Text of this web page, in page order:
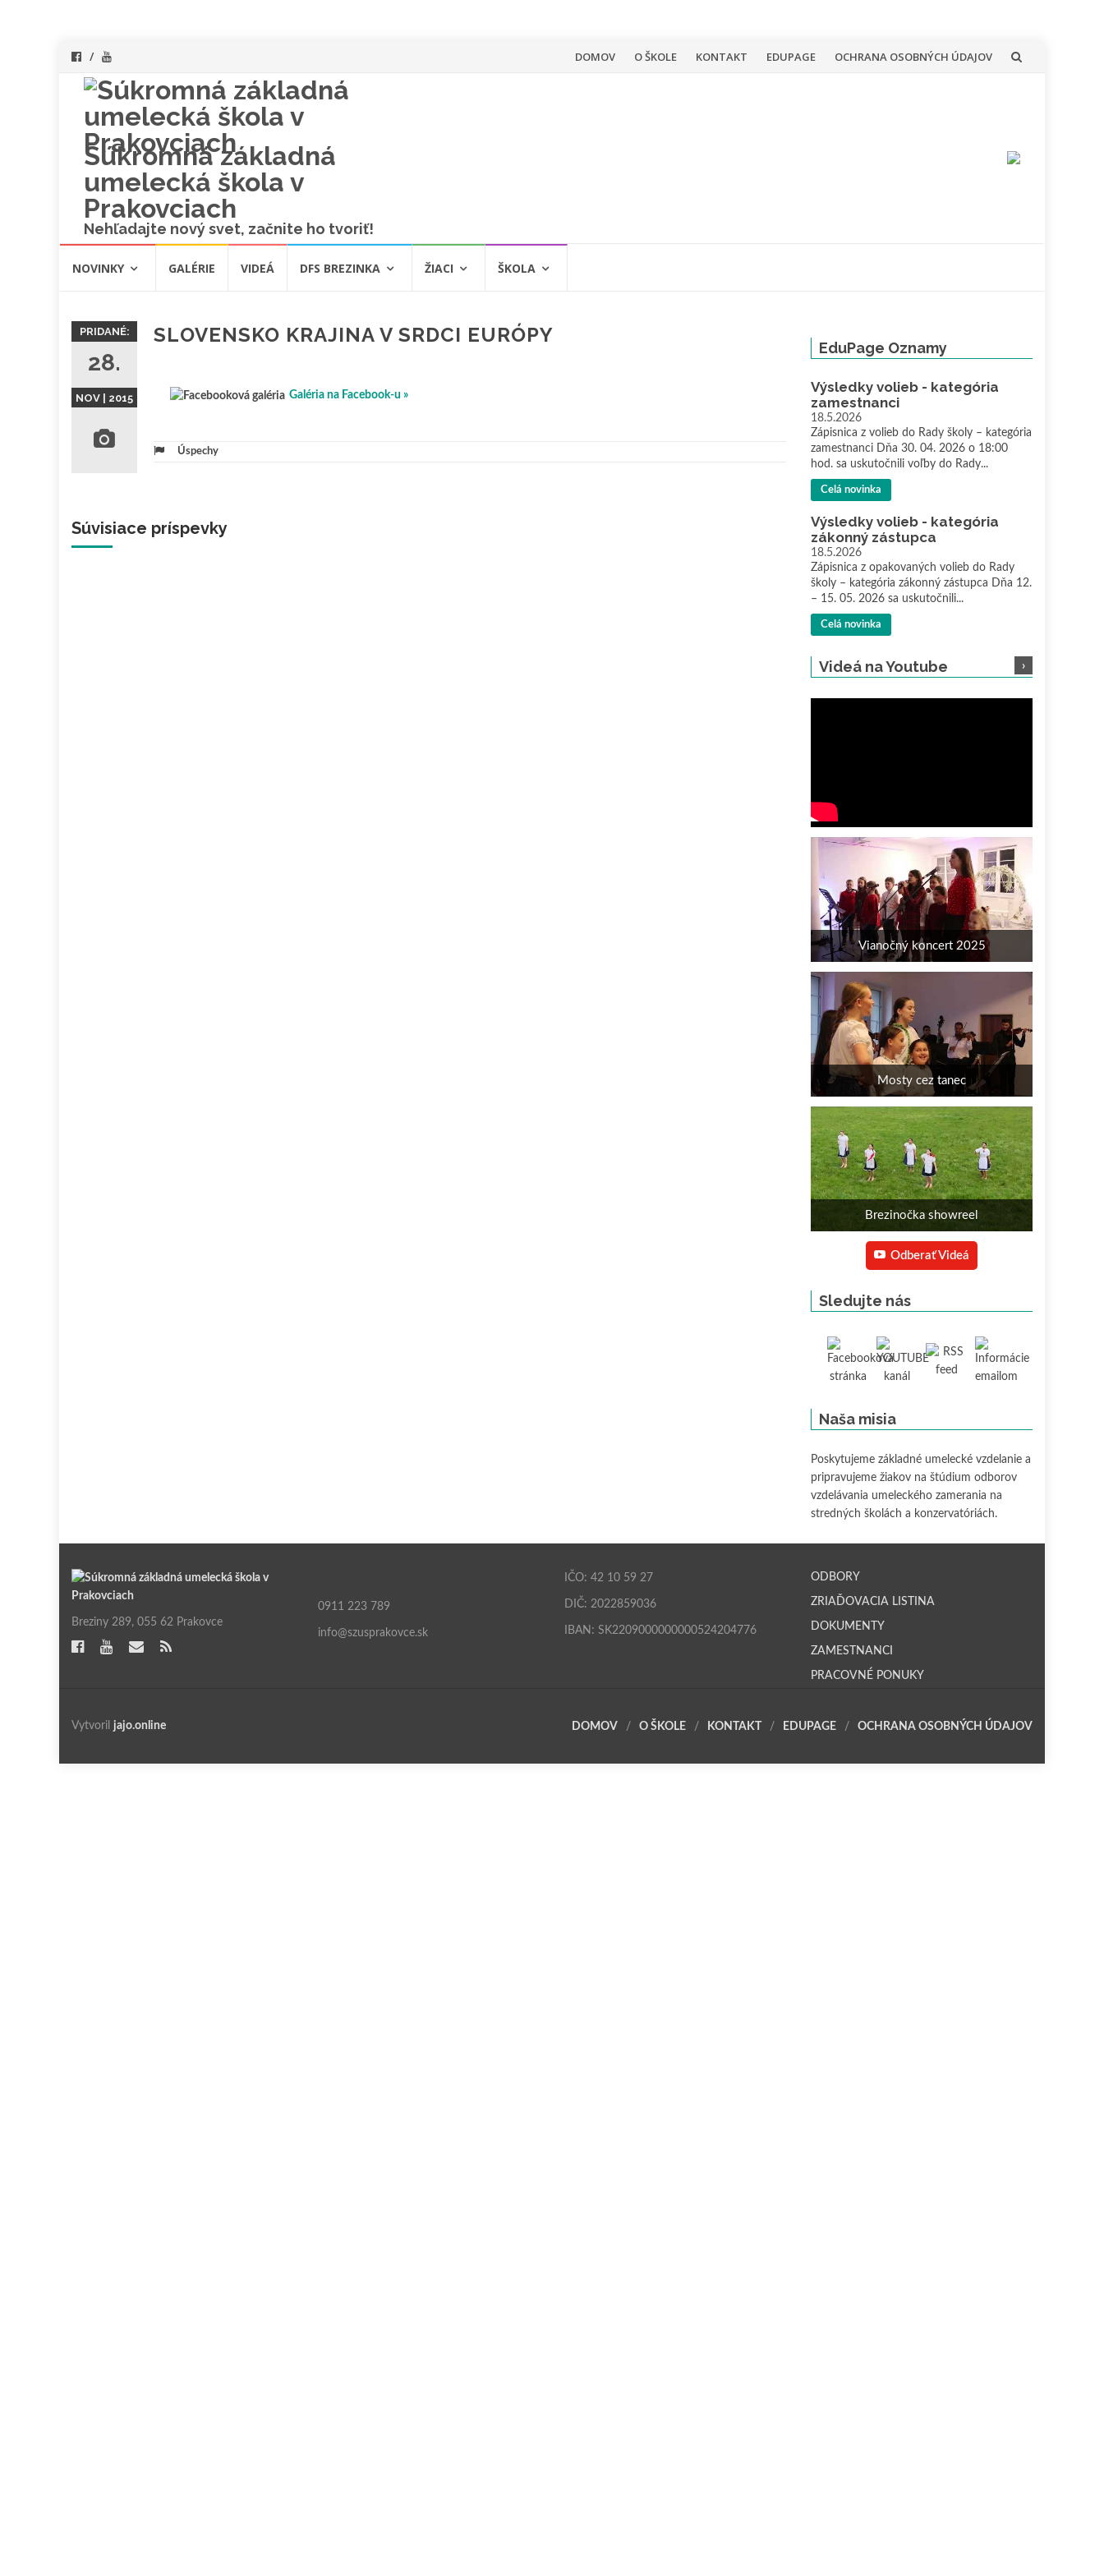
Skip
DOMOV O ŠKOLE KONTAKT EDUPAGE OCHRANA OSOBNÝCH ÚDAJOV
Súkromná základná
umelecká škola v
Prakovciach
Nehľadajte nový svet, začnite ho tvoriť!
NOVINKY GALÉRIE VIDEÁ DFS BREZINKA ŽIACI ŠKOLA
PRIDANÉ:
28.
NOV | 2015
SLOVENSKO KRAJINA V SRDCI EURÓPY
Galéria na Facebook-u »
Úspechy
Súvisiace príspevky
EduPage Oznamy
Výsledky volieb - kategória
zamestnanci
18.5.2026
Zápisnica z volieb do Rady školy – kategória
zamestnanci Dňa 30. 04. 2026 o 18:00
hod. sa uskutočnili voľby do Rady...
Celá novinka
Výsledky volieb - kategória
zákonný zástupca
18.5.2026
Zápisnica z opakovaných volieb do Rady
školy – kategória zákonný zástupca Dňa 12.
– 15. 05. 2026 sa uskutočnili...
Celá novinka
Videá na Youtube
Odberať Videá
Vianočný koncert 2025
Mosty cez tanec
Brezinočka showreel
Sledujte nás
Naša misia
Poskytujeme základné umelecké vzdelanie a
pripravujeme žiakov na štúdium odborov
vzdelávania umeleckého zamerania na
stredných školách a konzervatóriách.
Breziny 289, 055 62 Prakovce
0911 223 789
info@szusprakovce.sk
IČO: 42 10 59 27
DIČ: 2022859036
IBAN: SK2209000000000524204776
ODBORY
ZRIAĎOVACIA LISTINA
DOKUMENTY
ZAMESTNANCI
PRACOVNÉ PONUKY
DOMOV O ŠKOLE KONTAKT EDUPAGE OCHRANA OSOBNÝCH ÚDAJOV
Vytvoril jajo.online